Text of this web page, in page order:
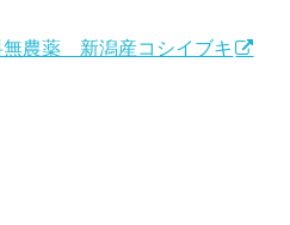
農薬 新潟産コシイブキ